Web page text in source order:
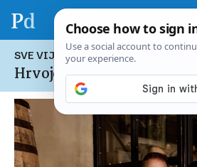
SVE VIJESTI NA TEMU:
Hrvoje Bušić